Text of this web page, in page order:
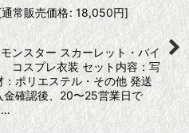
通常販売価格: 18,050円]
ンスター スカーレット・バイ
スプレ衣装 セット内容：写
ポリエステル・その他 発送
金確認後、20〜25営業日で
…